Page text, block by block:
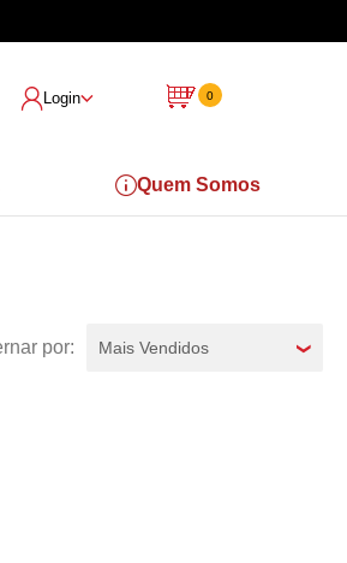
Login 0
Quem Somos
Mais Vendidos